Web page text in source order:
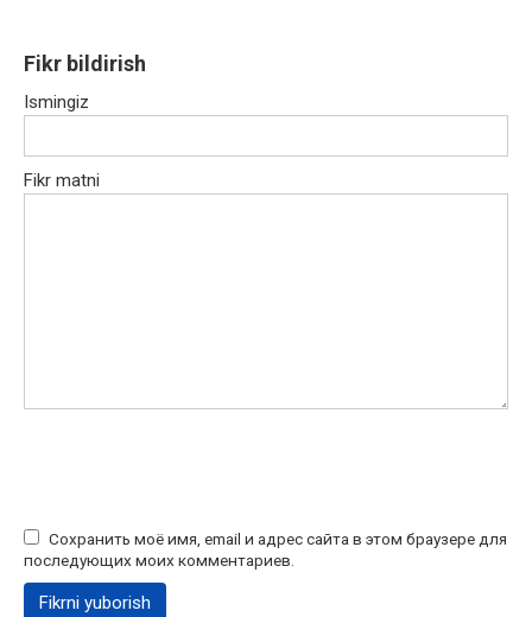
Fikr bildirish
Ismingiz
Fikr matni
Сохранить моё имя, email и адрес сайта в этом браузере для
последующих моих комментариев.